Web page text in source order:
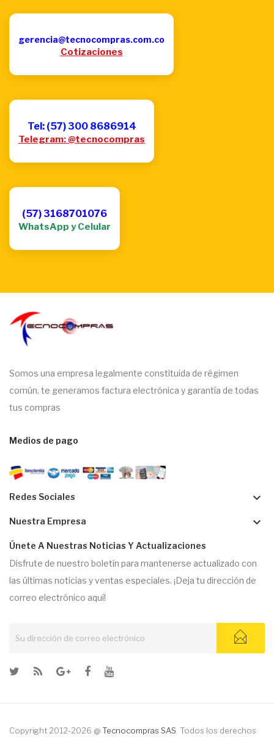
gerencia@tecnocompras.com.co
Cotizaciones
Tel: (57) 300 8686914
Telegram: @tecnocompras
(57) 3168701076
WhatsApp y Celular
Somos una empresa legalmente constituida de régimen
común, te generamos factura electrónica y garantía de todas
tus compras
Medios de pago
Redes Sociales keyboard_arrow_down
Nuestra Empresa keyboard_arrow_down
Únete A Nuestras Noticias Y Actualizaciones
Disfrute de nuestro boletín para mantenerse actualizado con
las últimas noticias y ventas especiales. ¡Deja tu dirección de
correo electrónico aquí!
Copyright 2012-2026 @ Tecnocompras SAS . Todos los derechos